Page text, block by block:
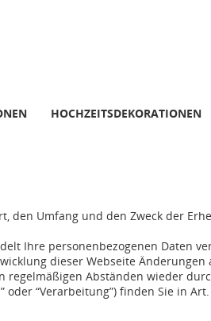
HOCHZEITSDEKORATIONEN
den Umfang und den Zweck der
Ihre personenbezogenen Daten
dieser Webseite
Abständen wieder
“Verarbeitung”) finden Sie in Art.